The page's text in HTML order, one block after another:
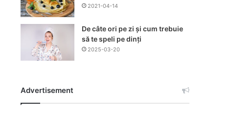
2021-04-14
De câte ori pe zi și cum trebuie
să te speli pe dinți
2025-03-20
Advertisement